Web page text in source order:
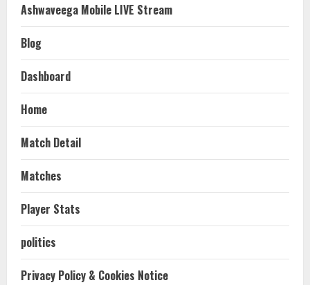
Ashwaveega Mobile LIVE Stream
Blog
Dashboard
Home
Match Detail
Matches
Player Stats
politics
Privacy Policy & Cookies Notice